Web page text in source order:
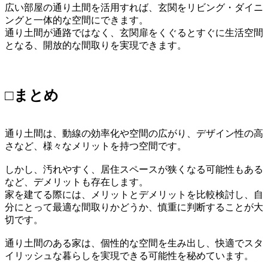
広い部屋の通り土間を活用すれば、玄関をリビング・ダイニ
ングと一体的な空間にできます。
通り土間が通路ではなく、玄関扉をくぐるとすぐに生活空間
となる、開放的な間取りを実現できます。
□まとめ
通り土間は、動線の効率化や空間の広がり、デザイン性の高
さなど、様々なメリットを持つ空間です。
しかし、汚れやすく、居住スペースが狭くなる可能性もある
など、デメリットも存在します。
家を建てる際には、メリットとデメリットを比較検討し、自
分にとって最適な間取りかどうか、慎重に判断することが大
切です。
通り土間のある家は、個性的な空間を生み出し、快適でスタ
イリッシュな暮らしを実現できる可能性を秘めています。